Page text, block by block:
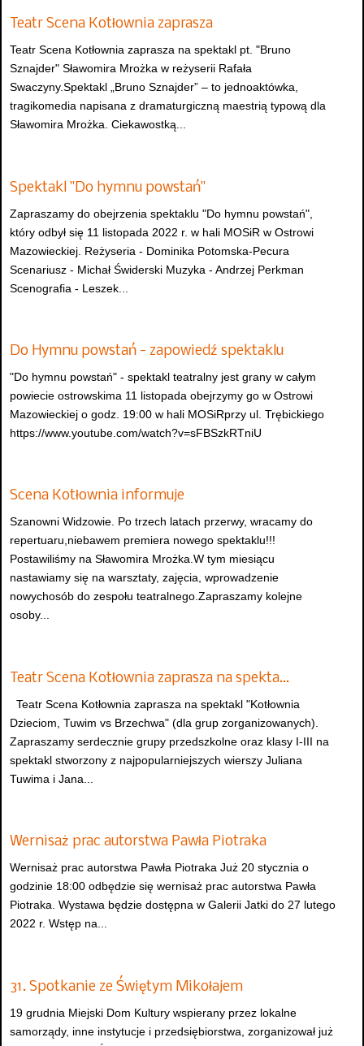
Teatr Scena Kotłownia zaprasza
Teatr Scena Kotłownia zaprasza na spektakl pt. "Bruno
Sznajder" Sławomira Mrożka w reżyserii Rafała
Swaczyny.Spektakl „Bruno Sznajder” – to jednoaktówka,
tragikomedia napisana z dramaturgiczną maestrią typową dla
Sławomira Mrożka. Ciekawostką...
Spektakl "Do hymnu powstań"
Zapraszamy do obejrzenia spektaklu "Do hymnu powstań",
który odbył się 11 listopada 2022 r. w hali MOSiR w Ostrowi
Mazowieckiej. Reżyseria - Dominika Potomska-Pecura
Scenariusz - Michał Świderski Muzyka - Andrzej Perkman
Scenografia - Leszek...
Do Hymnu powstań - zapowiedź spektaklu
"Do hymnu powstań" - spektakl teatralny jest grany w całym
powiecie ostrowskima 11 listopada obejrzymy go w Ostrowi
Mazowieckiej o godz. 19:00 w hali MOSiRprzy ul. Trębickiego
https://www.youtube.com/watch?v=sFBSzkRTniU
Scena Kotłownia informuje
Szanowni Widzowie. Po trzech latach przerwy, wracamy do
repertuaru,niebawem premiera nowego spektaklu!!!
Postawiliśmy na Sławomira Mrożka.W tym miesiącu
nastawiamy się na warsztaty, zajęcia, wprowadzenie
nowychosób do zespołu teatralnego.Zapraszamy kolejne
osoby...
Teatr Scena Kotłownia zaprasza na spekta…
Teatr Scena Kotłownia zaprasza na spektakl "Kotłownia
Dzieciom, Tuwim vs Brzechwa" (dla grup zorganizowanych).
Zapraszamy serdecznie grupy przedszkolne oraz klasy I-III na
spektakl stworzony z najpopularniejszych wierszy Juliana
Tuwima i Jana...
Wernisaż prac autorstwa Pawła Piotraka
Wernisaż prac autorstwa Pawła Piotraka Już 20 stycznia o
godzinie 18:00 odbędzie się wernisaż prac autorstwa Pawła
Piotraka. Wystawa będzie dostępna w Galerii Jatki do 27 lutego
2022 r. Wstęp na...
31. Spotkanie ze Świętym Mikołajem
19 grudnia Miejski Dom Kultury wspierany przez lokalne
samorządy, inne instytucje i przedsiębiorstwa, zorganizował już